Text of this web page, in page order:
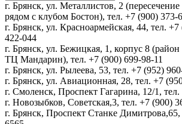
г. Брянск, ул. Металлистов, 2 (пересечение
рядом с клубом Бостон), тел. +7 (900) 373-
г. Брянск, ул. Красноармейская, 44, тел.
422-044
г. Брянск, ул. Бежицкая, 1, корпус 8
ТЦ Мандарин), тел. +7 (900) 699-98-11
г. Брянск, ул. Рылеева, 53, тел. +7 (952)
г. Брянск, ул. Авиационная, 28, тел. +7
г. Смоленск, Проспект Гагарина, 12/1,
г. Новозыбков, Советская,3, тел. +7 (900)
г. Брянск, Проспект Станке